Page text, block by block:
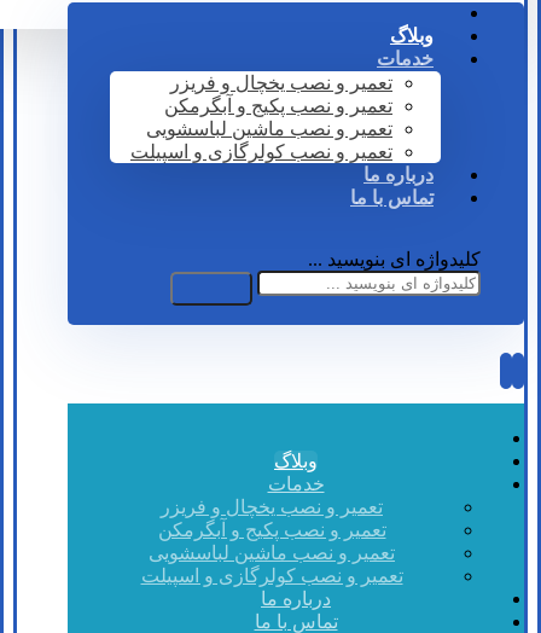
وبلاگ
خدمات
تعمیر و نصب یخچال و فریزر
تعمیر و نصب پکیج و آبگرمکن
تعمیر و نصب ماشین لباسشویی
تعمیر و نصب کولرگازی و اسپیلت
درباره ما
تماس با ما
کلیدواژه ای بنویسید ...
وبلاگ
خدمات
تعمیر و نصب یخچال و فریزر
تعمیر و نصب پکیج و آبگرمکن
تعمیر و نصب ماشین لباسشویی
تعمیر و نصب کولرگازی و اسپیلت
درباره ما
تماس با ما